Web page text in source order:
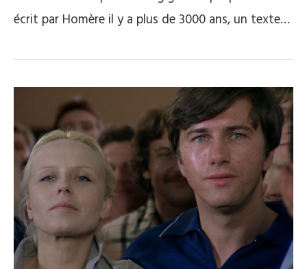
écrit par Homère il y a plus de 3000 ans, un texte…